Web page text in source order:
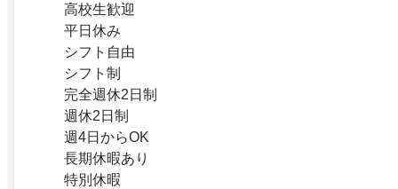
高校生歓迎
平日休み
シフト自由
シフト制
完全週休2日制
週休2日制
週4日からOK
長期休暇あり
特別休暇